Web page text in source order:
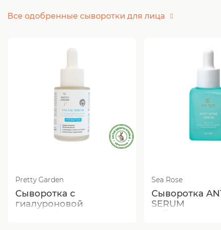
Все одобренные сыворотки для лица
Pretty Garden
Сыворотка с
гиалуроновой
Sea Rose
Сыворотка
SERUM